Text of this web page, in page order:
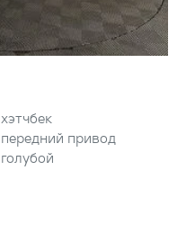
хэтчбек
передний привод
голубой